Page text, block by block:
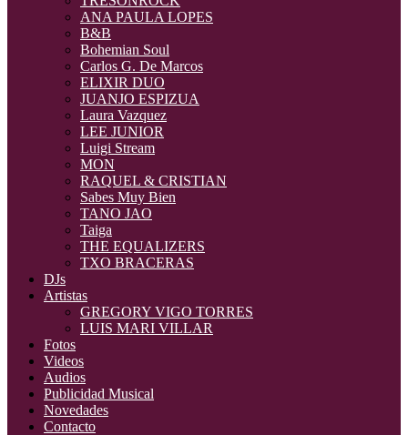
ANA PAULA LOPES
B&B
Bohemian Soul
Carlos G. De Marcos
ELIXIR DUO
JUANJO ESPIZUA
Laura Vazquez
LEE JUNIOR
Luigi Stream
MON
RAQUEL & CRISTIAN
Sabes Muy Bien
TANO JAO
Taiga
THE EQUALIZERS
TXO BRACERAS
DJs
Artistas
GREGORY VIGO TORRES
LUIS MARI VILLAR
Fotos
Videos
Audios
Publicidad Musical
Novedades
Contacto